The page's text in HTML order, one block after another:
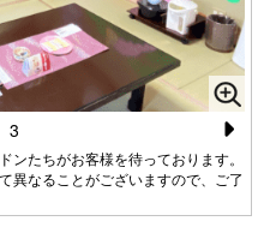
たちがお客様を待っております。
異なることがございますので、ご了
N
e
3